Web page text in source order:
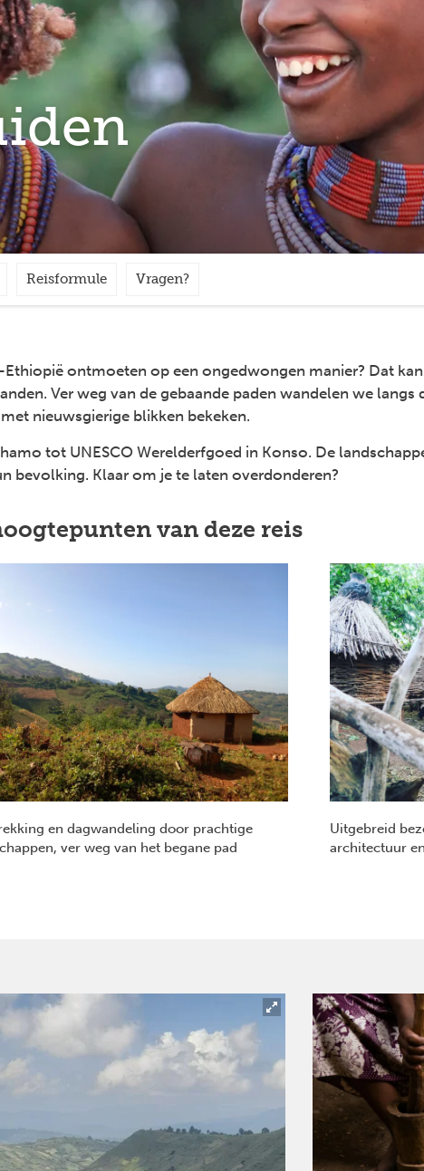
Reisformule Vragen?
ontmoeten op een ongedwongen manier? Dat
Ver weg van de gebaande paden wandelen we langs
met nieuwsgierige blikken bekeken.
tot UNESCO Werelderfgoed in Konso. De
bevolking. Klaar om je te laten overdonderen?
van deze reis
en dagwandeling door prachtige
ver weg van het begane pad
Uitgebreid
architectuur